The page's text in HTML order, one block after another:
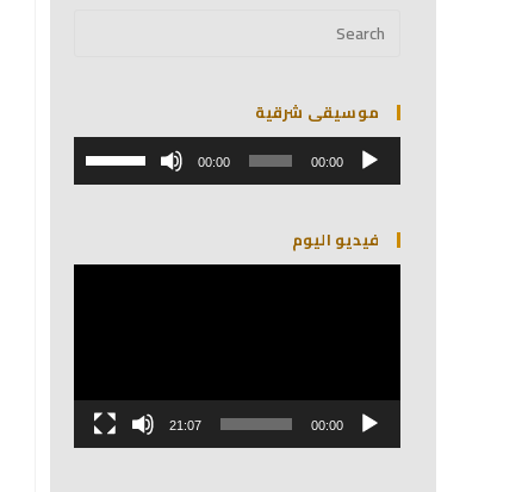
موسيقى شرقية
مشغل
الصوت 00:00
00:00
مفاتيح
لزيادة
فيديو اليوم
مشغل
00:00
21:07